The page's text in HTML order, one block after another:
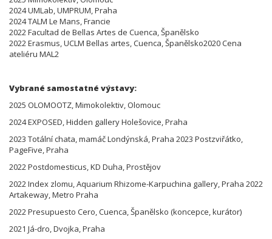
2024 UMLab, UMPRUM, Praha
2024 TALM Le Mans, Francie
2022 Facultad de Bellas Artes de Cuenca, Španělsko
2022 Erasmus, UCLM Bellas artes, Cuenca, Španělsko2020 Cena
ateliéru MAL2
Vybrané samostatné výstavy:
2025 OLOMOOTZ, Mimokolektiv, Olomouc
2024 EXPOSED, Hidden gallery Holešovice, Praha
2023 Totální chata, mamáč Londýnská, Praha 2023 Postzviřátko,
PageFive, Praha
2022 Postdomesticus, KD Duha, Prostějov
2022 Index zlomu, Aquarium Rhizome-Karpuchina gallery, Praha 2022
Artakeway, Metro Praha
2022 Presupuesto Cero, Cuenca, Španělsko (koncepce, kurátor)
2021 Já-dro, Dvojka, Praha